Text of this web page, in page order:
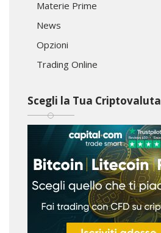
Materie Prime
News
Opzioni
Trading Online
Scegli la Tua Criptovaluta